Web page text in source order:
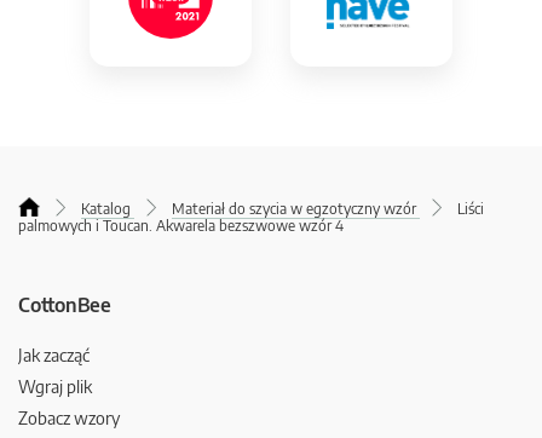
Katalog Materiał do szycia w egzotyczny wzór
Liści
palmowych i Toucan. Akwarela bezszwowe wzór 4
CottonBee
Jak zacząć
Wgraj plik
Zobacz wzory